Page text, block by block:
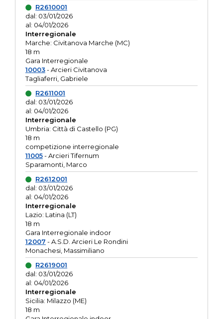
R2610001
dal: 03/01/2026
al: 04/01/2026
Interregionale
Marche: Civitanova Marche (MC)
18 m
Gara Interregionale
10003- Arcieri Civitanova
Tagliaferri, Gabriele
R2611001
dal: 03/01/2026
al: 04/01/2026
Interregionale
Umbria: Città di Castello (PG)
18 m
competizione interregionale
11005- Arcieri Tifernum
Sparamonti, Marco
R2612001
dal: 03/01/2026
al: 04/01/2026
Interregionale
Lazio: Latina (LT)
18 m
Gara Interregionale indoor
12007 - A.S.D. Arcieri Le Rondini
Monachesi, Massimiliano
R2619001
dal: 03/01/2026
al: 04/01/2026
Interregionale
Sicilia: Milazzo (ME)
18 m